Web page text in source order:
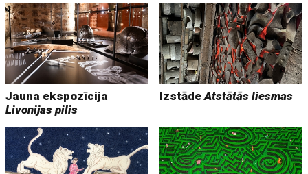
Jauna ekspozīcija
Livonijas pilis
IzstādeAtstātās liesmas